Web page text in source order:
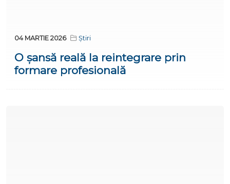
04 MARTIE 2026 Știri
O șansă reală la reintegrare prin
formare profesională